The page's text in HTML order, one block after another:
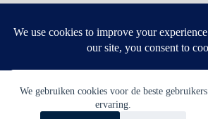
We gebruiken cookies voor de beste gebruikers
ervaring.
Reacties zijn gesloten.